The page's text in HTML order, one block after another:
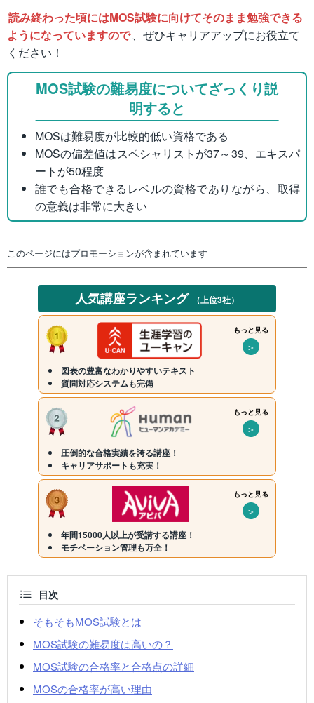
読み終わった頃にはMOS試験に向けてそのまま勉強できる
ようになっていますので、ぜひキャリアアップにお役立て
ください！
MOS試験の難易度についてざっくり説
明すると
MOSは難易度が比較的低い資格である
MOSの偏差値はスペシャリストが37～39、エキスパ
ートが50程度
誰でも合格できるレベルの資格でありながら、取得
の意義は非常に大きい
このページにはプロモーションが含まれています
人気講座ランキング （上位3社）
もっと見る
＞
図表の豊富なわかりやすいテキスト
質問対応システムも完備
もっと見る
＞
圧倒的な合格実績を誇る講座！
キャリアサポートも充実！
もっと見る
＞
年間15000人以上が受講する講座！
モチベーション管理も万全！
目次
そもそもMOS試験とは
MOS試験の難易度は高いの？
MOS試験の合格率と合格点の詳細
MOSの合格率が高い理由